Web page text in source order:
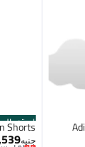
الستور
Shorts
جنيهأقل